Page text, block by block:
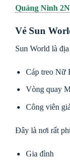
Quảng Ninh
Vé Sun
Sun World là
Cáp treo Nữ
Vòng quay
Công viên
Đây là nơi rất
Gia đình